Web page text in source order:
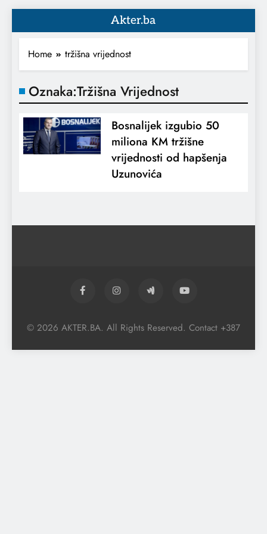
Akter.ba
Home tržišna vrijednost
Oznaka:Tržišna Vrijednost
Bosnalijek izgubio 50
miliona KM tržišne
vrijednosti od hapšenja
Uzunovića
© 2026 AKTER.BA. All Rights Reserved. Contact +387